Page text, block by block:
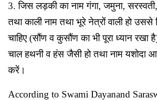
3. जिस लड़की का नाम गंगा, जमुना,
तथा काली नाम तथा भूरे नेत्रों वाली हो उससे
चाहिए (सौंण व कुसौंण का भी पूरा ध्यान रखा
चाल हथनी व हंस जैसी हो तथा नाम यशोदा
करें।
According to Swami Dayanand